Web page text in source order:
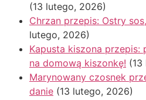
(13 lutego, 2026)
Chrzan przepis: Ostry
lutego, 2026)
Kapusta kiszona
na domową kiszonkę!
Marynowany czosnek
danie (13 lutego, 2026)